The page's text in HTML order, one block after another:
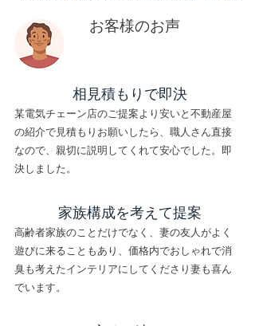
お客様のお声
​相見積もりで即決
某電気チェーン店のご提案より安いと不動産屋
の紹介で見積もりお願いしたら、職人さん直接
なので、親切に説明してくれて安心でした。即
決しました。
家族構成を考えて提案
高齢者家族のことだけでなく、妻の友人がよく
遊びに来ることもあり、価格内でおしゃれで消
臭も考えたインテリアにしてくださり妻も喜ん
でいます。